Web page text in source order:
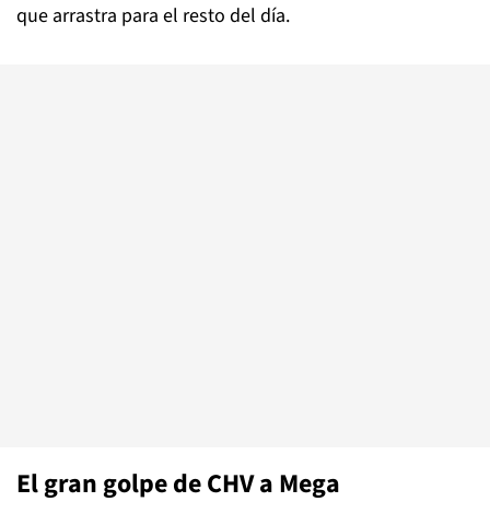
que arrastra para el resto del día.
El gran golpe de CHV a Mega